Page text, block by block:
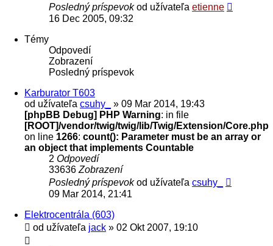
Posledný príspevokod užívateľa etienne
16 Dec 2005, 09:32
Témy
Odpovedí
Zobrazení
Posledný príspevok
Karburator T603
od užívateľa csuhy_
» 09 Mar 2014, 19:43
[phpBB Debug] PHP Warning: in file
[ROOT]/vendor/twig/twig/lib/Twig/Extension/Core.php
on line 1266: count(): Parameter must be an array or
an object that implements Countable
2 Odpovedí
33636 Zobrazení
Posledný príspevokod užívateľa csuhy_
09 Mar 2014, 21:41
Elektrocentrála (603)
od užívateľa jack » 02 Okt 2007, 19:10